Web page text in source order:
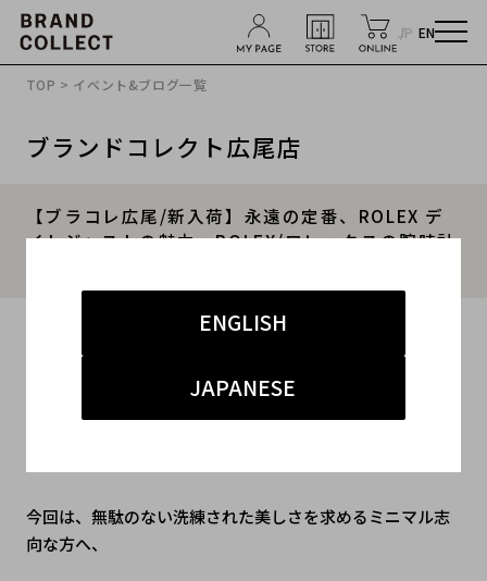
JP EN
ENGLISH
JAPANESE
TOP > イベント&ブログ一覧
ブランドコレクト広尾店
【ブラコレ広尾/新入荷】永遠の定番、ROLEX デ
イトジャストの魅力 ROLEX/ロレックスの腕時計
#広尾 ハイブランド
今回は、無駄のない洗練された美しさを求めるミニマル志
向な方へ、